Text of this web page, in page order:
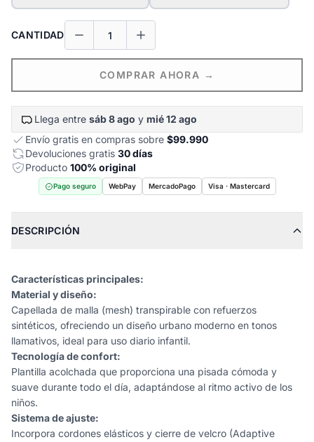
CANTIDAD
COMPRAR AHORA →
Llega entre sáb 8 ago y mié 12 ago
Envío gratis en compras sobre $99.990
Devoluciones gratis 30 días
Producto 100% original
Pago seguro WebPay MercadoPago Visa · Mastercard
DESCRIPCIÓN
Características principales:
Material y diseño:
Capellada de malla (mesh) transpirable con refuerzos
sintéticos, ofreciendo un diseño urbano moderno en tonos
llamativos, ideal para uso diario infantil.
Tecnología de confort:
Plantilla acolchada que proporciona una pisada cómoda y
suave durante todo el día, adaptándose al ritmo activo de los
niños.
Sistema de ajuste:
Incorpora cordones elásticos y cierre de velcro (Adaptive